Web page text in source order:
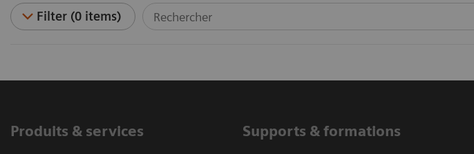
Filter (0 items)
Produits & services Supports & formations